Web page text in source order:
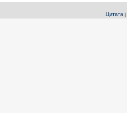
Цитата |